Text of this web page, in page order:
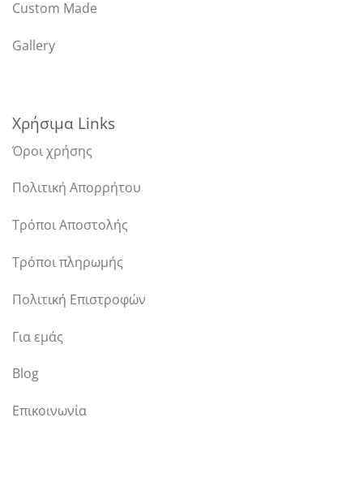
Custom Made
Gallery
Χρήσιμα Links
Όροι χρήσης
Πολιτική Απορρήτου
Τρόποι Αποστολής
Τρόποι πληρωμής
Πολιτική Επιστροφών
Για εμάς
Blog
Επικοινωνία